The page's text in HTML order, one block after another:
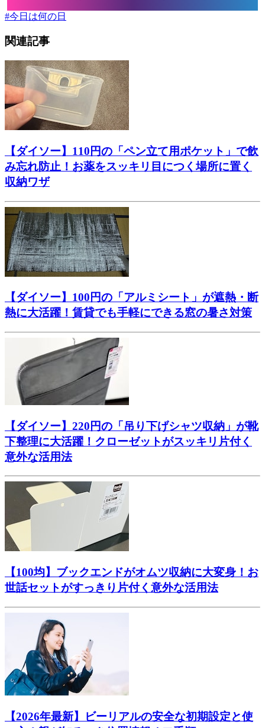
#今日は何の日
関連記事
【ダイソー】110円の「ペン立て用ポケット」で飲
み忘れ防止！お薬をスッキリ目につく場所に置く
収納ワザ
【ダイソー】100円の「アルミシート」が遮熱・断
熱に大活躍！賃貸でも手軽にできる窓の暑さ対策
【ダイソー】220円の「吊り下げシャツ収納」が靴
下整理に大活躍！クローゼットがスッキリ片付く
意外な活用法
【100均】ブックエンドがオムツ収納に大変身！お
世話セットがすっきり片付く意外な活用法
【2026年最新】ビーリアルの安全な初期設定と使